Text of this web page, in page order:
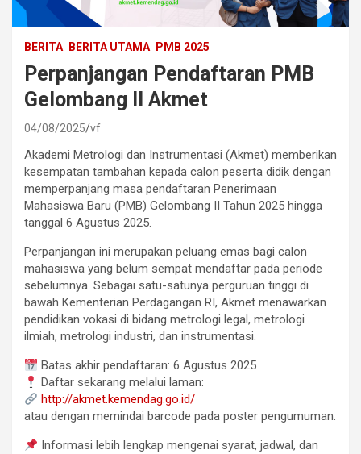
BERITA BERITA UTAMA PMB 2025
Perpanjangan Pendaftaran PMB
Gelombang II Akmet
04/08/2025 vf
Akademi Metrologi dan Instrumentasi (Akmet) memberikan
kesempatan tambahan kepada calon peserta didik dengan
memperpanjang masa pendaftaran Penerimaan
Mahasiswa Baru (PMB) Gelombang II Tahun 2025 hingga
tanggal 6 Agustus 2025.
Perpanjangan ini merupakan peluang emas bagi calon
mahasiswa yang belum sempat mendaftar pada periode
sebelumnya. Sebagai satu-satunya perguruan tinggi di
bawah Kementerian Perdagangan RI, Akmet menawarkan
pendidikan vokasi di bidang metrologi legal, metrologi
ilmiah, metrologi industri, dan instrumentasi.
Batas akhir pendaftaran: 6 Agustus 2025
Daftar sekarang melalui laman:
http://akmet.kemendag.go.id/
atau dengan memindai barcode pada poster pengumuman.
Informasi lebih lengkap mengenai syarat, jadwal, dan